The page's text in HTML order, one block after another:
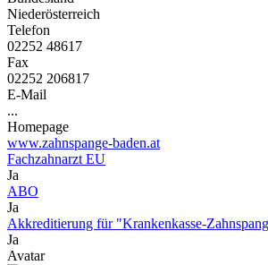
Niederösterreich
Telefon
02252 48617
Fax
02252 206817
E-Mail
...
Homepage
www.zahnspange-baden.at
Fachzahnarzt EU
Ja
ABO
Ja
Akkreditierung für "Krankenkasse-
Ja
Avatar